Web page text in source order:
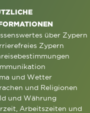
über Zypern
Zypern
und Wetter
und Religionen
und Währung
Arbeitszeiten und